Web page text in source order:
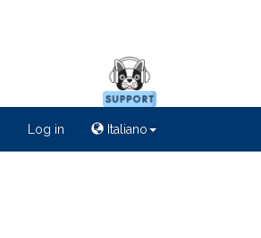
Log in Italiano